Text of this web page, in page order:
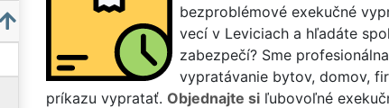
bezproblémové exekučné
vecí v Leviciach a hľadáte
zabezpečí? Sme
vypratávanie bytov, domov,
príkazu vypratať. Objednajte siľubovoľné